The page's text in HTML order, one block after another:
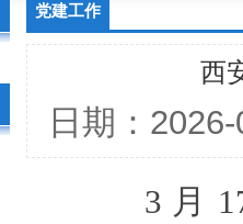
党建工作
西
日期：
3 月